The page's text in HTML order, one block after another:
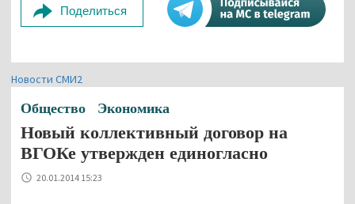
Поделиться
Новости СМИ2
Общество Экономика
Новый коллективный договор на
ВГОКе утвержден единогласно
20.01.2014 15:23